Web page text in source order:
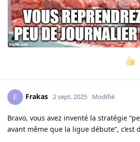
F Frakas 2 sept. 2025 Modifié
Bravo, vous avez inventé la stratégie
avant même que la ligue débute”, c’est